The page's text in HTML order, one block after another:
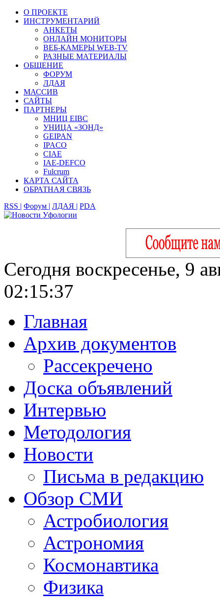
О ПРОЕКТЕ
ИНСТРУМЕНТАРИЙ
АНКЕТЫ
ОНЛАЙН МОНИТОРЫ
ВЕБ-КАМЕРЫ WEB-TV
РАЗНЫЕ МАТЕРИАЛЫ
ОБЩЕНИЕ
ФОРУМ
ЛДАЯ
МАССИВ
САЙТЫ
ПАРТНЕРЫ
МНИЦ EIBC
УНИЦА «ЗОНД»
GEIPAN
IPACO
CIAE
IAE-DEFCO
Fulcrum
КАРТА САЙТА
ОБРАТНАЯ СВЯЗЬ
RSS | Форум | ЛДАЯ | PDA
Сегодня воскресенье, 9
02:15:38
Главная
Архив документов
Рассекречено
Доска объявлений
Интервью
Методология
Новости
Письма в редакцию
Обзор СМИ
Астробиология
Астрономия
Космонавтика
Физика